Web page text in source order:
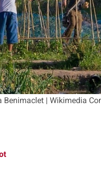
Benimaclet | Wikimedia